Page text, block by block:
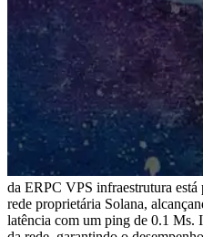
da ERPC VPS infraestrutura está
rede proprietária Solana,
latência com um ping de 0.1 Ms.